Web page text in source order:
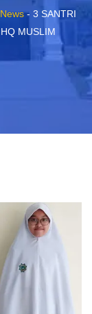
News- 3 SANTRI
MUSLIM